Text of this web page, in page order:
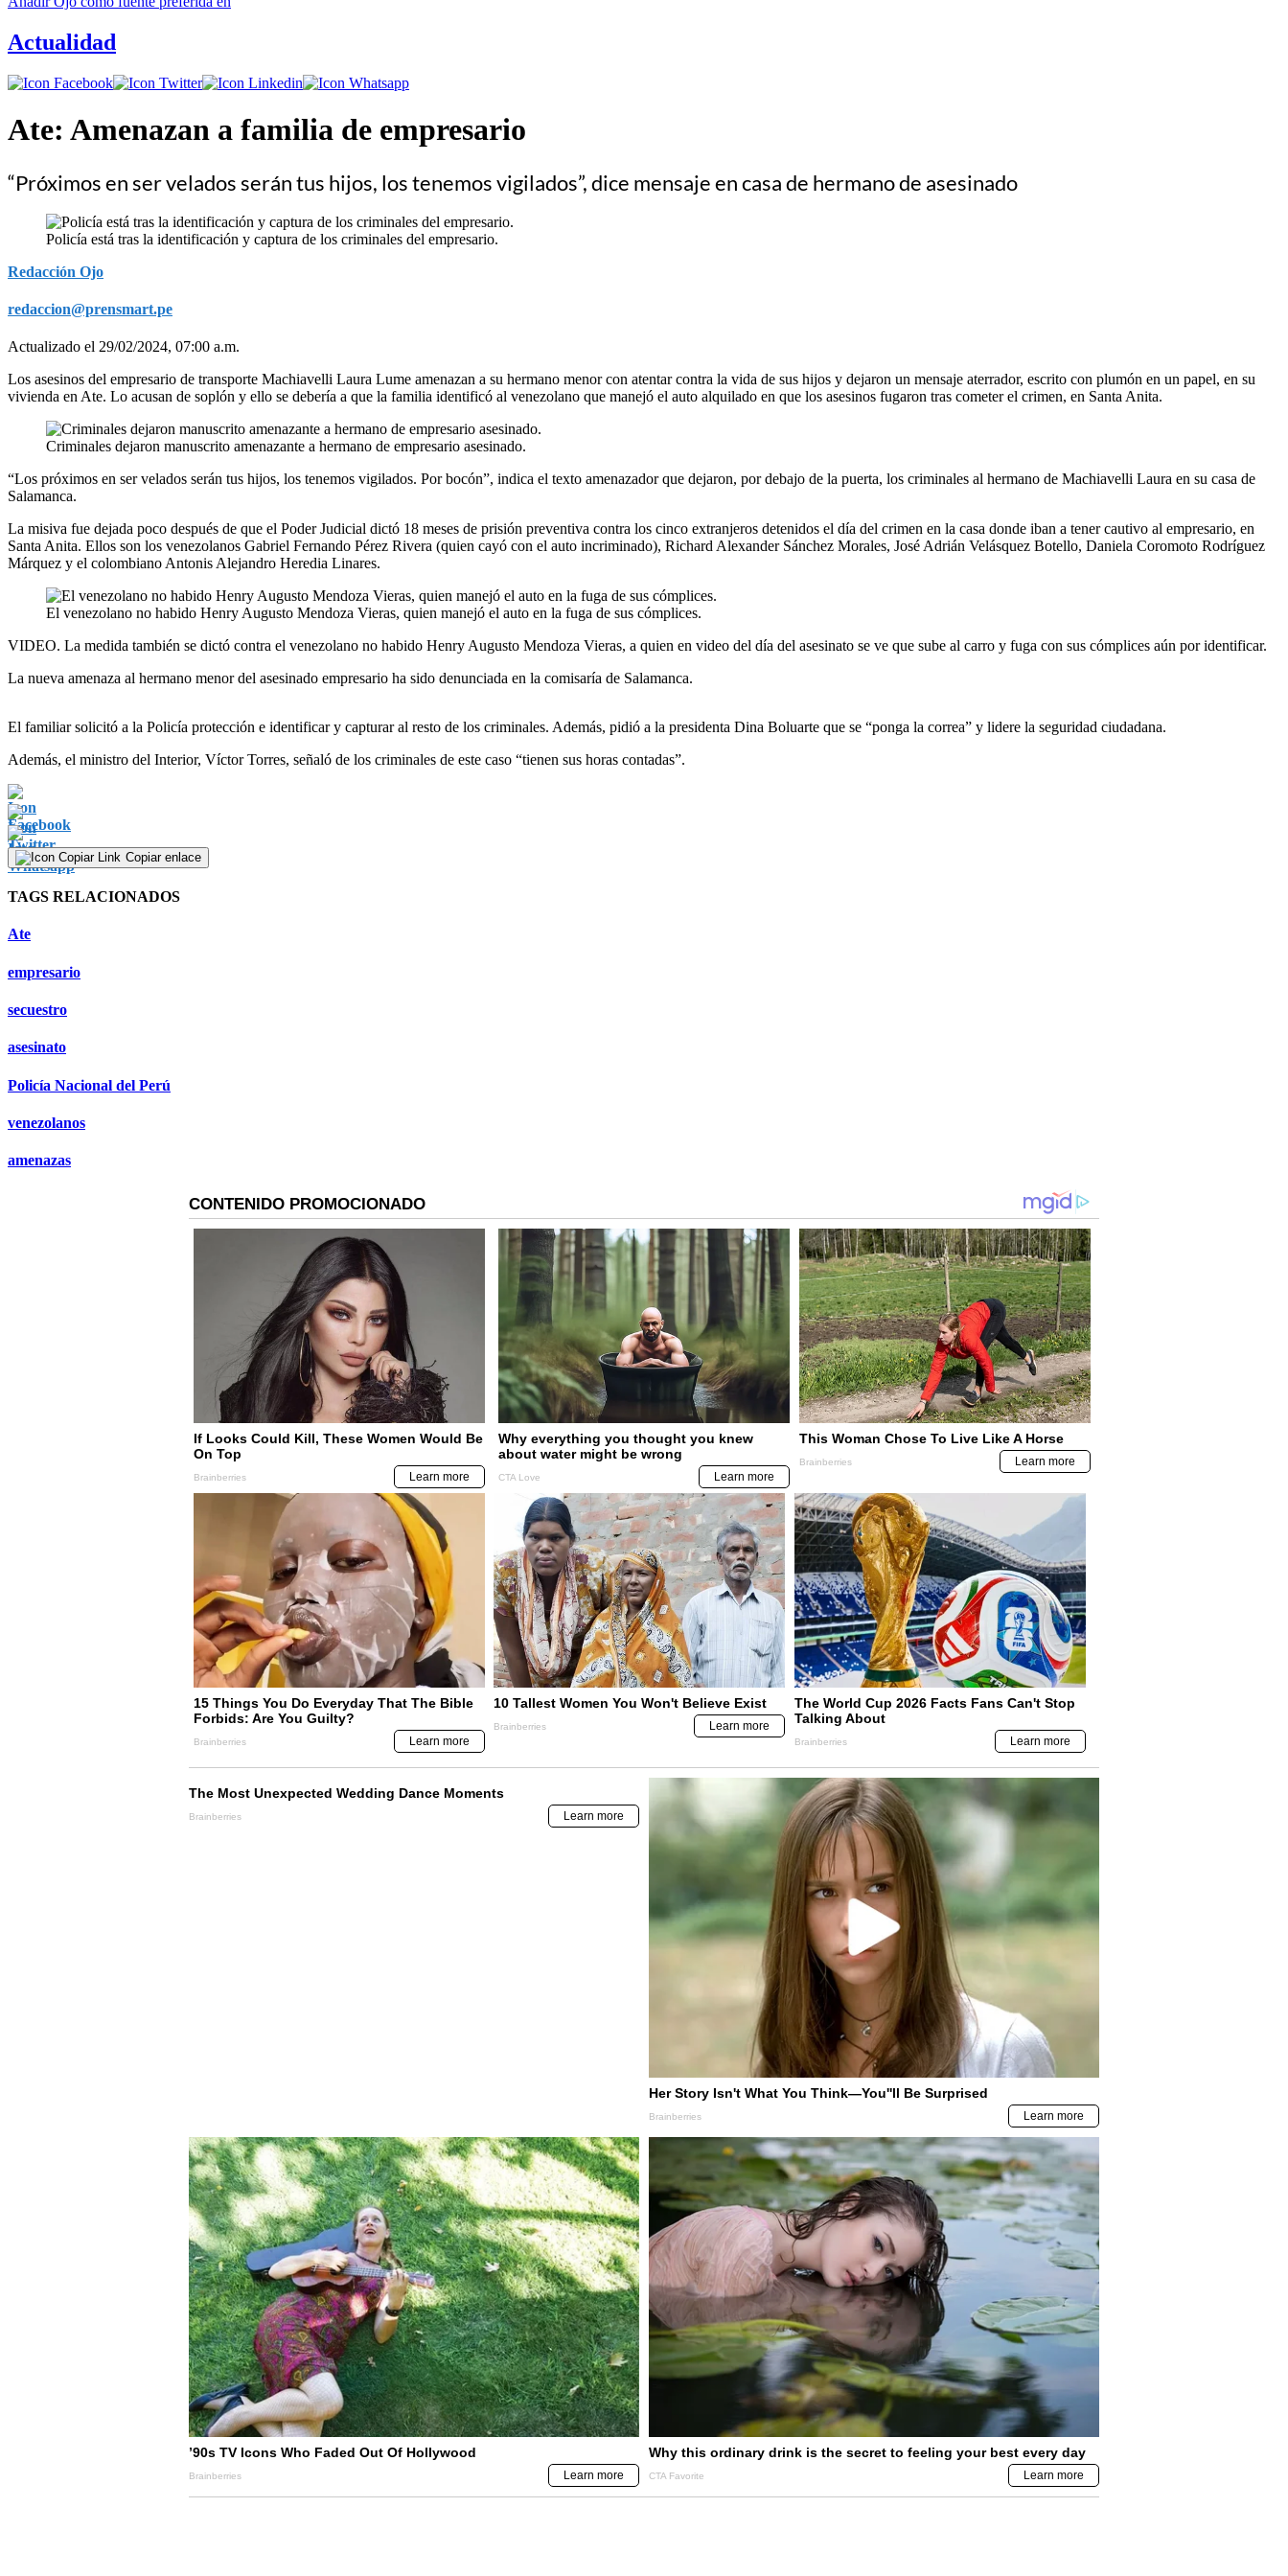
Actualidad
Ate: Amenazan a familia de empresario
“Próximos en ser velados serán tus hijos, los tenemos vigilados”, dice mensaje en casa de hermano de asesinado
Policía está tras la identificación y captura de los criminales del empresario.
Redacción Ojo
redaccion@prensmart.pe
Actualizado el 29/02/2024, 07:00 a.m.
Los asesinos del empresario de transporte Machiavelli Laura Lume amenazan a su hermano menor con atentar contra la vida de sus hijos y dejaron un mensaje aterrador, escrito con plumón en un papel, en su
vivienda en Ate. Lo acusan de soplón y ello se debería a que la familia identificó al venezolano que manejó el auto alquilado en que los asesinos fugaron tras cometer el crimen, en Santa Anita.
Criminales dejaron manuscrito amenazante a hermano de empresario asesinado.
“Los próximos en ser velados serán tus hijos, los tenemos vigilados. Por bocón”, indica el texto amenazador que dejaron, por debajo de la puerta, los criminales al hermano de Machiavelli Laura en su casa de
Salamanca.
La misiva fue dejada poco después de que el Poder Judicial dictó 18 meses de prisión preventiva contra los cinco extranjeros detenidos el día del crimen en la casa donde iban a tener cautivo al empresario, en
Santa Anita. Ellos son los venezolanos Gabriel Fernando Pérez Rivera (quien cayó con el auto incriminado), Richard Alexander Sánchez Morales, José Adrián Velásquez Botello, Daniela Coromoto Rodríguez
Márquez y el colombiano Antonis Alejandro Heredia Linares.
El venezolano no habido Henry Augusto Mendoza Vieras, quien manejó el auto en la fuga de sus cómplices.
VIDEO. La medida también se dictó contra el venezolano no habido Henry Augusto Mendoza Vieras, a quien en video del día del asesinato se ve que sube al carro y fuga con sus cómplices aún por identificar.
La nueva amenaza al hermano menor del asesinado empresario ha sido denunciada en la comisaría de Salamanca.
El familiar solicitó a la Policía protección e identificar y capturar al resto de los criminales. Además, pidió a la presidenta Dina Boluarte que se “ponga la correa” y lidere la seguridad ciudadana.
Además, el ministro del Interior, Víctor Torres, señaló de los criminales de este caso “tienen sus horas contadas”.
Copiar enlace
TAGS RELACIONADOS
Ate
empresario
secuestro
asesinato
Policía Nacional del Perú
venezolanos
amenazas